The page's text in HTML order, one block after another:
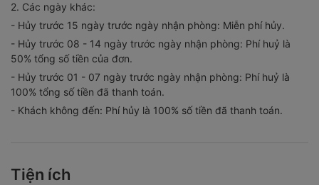
2. Các ngày khác:
- Hủy trước 15 ngày trước ngày nhận phòng: Miễn phí hủy.
- Hủy trước 08 - 14 ngày trước ngày nhận phòng: Phí huỷ là
50% tổng số tiền của đơn.
- Hủy trước 01 - 07 ngày trước ngày nhận phòng: Phí huỷ là
100% tổng số tiền đã thanh toán.
- Khách không đến: Phí hủy là 100% số tiền đã thanh toán.
Tiện ích